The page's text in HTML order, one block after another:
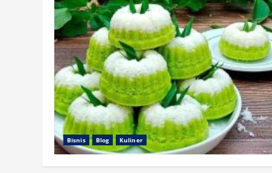
Bisnis Blog Kuliner